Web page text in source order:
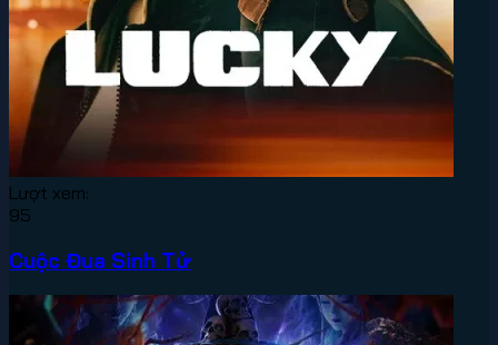
Lượt xem:
95
Cuộc Đua Sinh Tử